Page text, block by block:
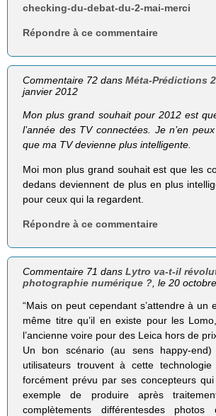
checking-du-debat-du-2-mai-merci
Répondre à ce commentaire
Commentaire 72 dansMéta-Prédictions
janvier 2012
Mon plus grand souhait pour 2012 est
l’année des TV connectées. Je n’en
que ma TV devienne plus intelligente.
Moi mon plus grand souhait est que les
dedans deviennent de plus en plus
pour ceux qui la regardent.
Répondre à ce commentaire
Commentaire 71 dansLytro va-t-il
photographie numérique ? , le 20
“Mais on peut cependant s’attendre à un
même titre qu’il en existe pour les
l’ancienne voire pour des Leica hors de
Un bon scénario (au sens happy-
utilisateurs trouvent à cette
forcément prévu par ses concepteurs
exemple de produire après
complètements différentesdes